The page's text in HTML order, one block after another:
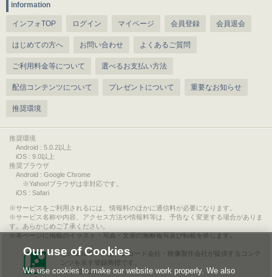
information
インフォTOP ログイン マイページ 会員登録 会員退会
はじめての方へ お問い合わせ よくあるご質問
ご利用料金等について 選べるお支払い方法
配信コンテンツについて プレゼントについて 重要なお知らせ
推奨環境
推奨環境
Android : 5.0.2以上
iOS : 9.0以上
推奨ブラウザ
Android : Google Chrome
※Yahoo!ブラウザは非対応です。
iOS : Safari
サービスをご利用されるには、情報料のほかに通信料が必要になります。
サービス名称や内容、アクセス方法や情報料等は、予告なく変更する場合がありま
す。あらかじめご了承ください。
本ページに掲載のイラスト・写真・文章の無断複写及び転載を禁じます。
このエルマークは、レコード会社・映像製作会社が提供するコンテ
ンツを示す登録商標です。
RIAJ00013011
Our use of Cookies
We use cookies to make our website work properly. We also